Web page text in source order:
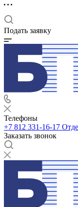
Подать заявку
Телефоны
+7 812 331-16-17
Заказать звонок